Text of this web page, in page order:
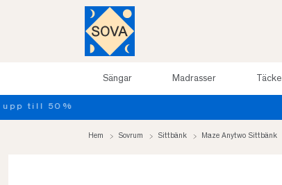
Sängar Madrasser
Hem Sovrum Sittbänk Maze Anytwo Sittbänk